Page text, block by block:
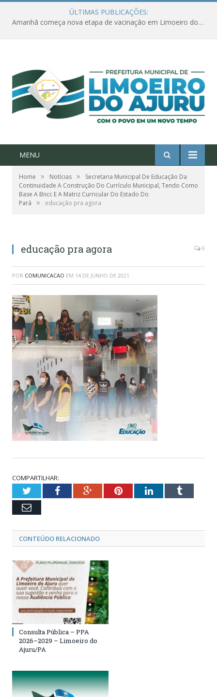
ÚLTIMAS PUBLICAÇÕES:
Amanhã começa nova etapa de vacinação em Limoeiro do Ajuru para idosos com 65 ou mais
MENU
Home » Notícias »
Secretaria Municipal De Educação Da
Continuidade A Construção Do Currículo Municipal, Tendo Como
Base A Bncc E A Matriz Curricular Do Estado Do
Pará
» educação pra agora
educação pra agora 0
POR COMUNICACAO EM 14 DE JUNHO DE 2021
COMPARTILHAR:
TwitterFacebookGoogle+PinterestLinkedInTumblr
Email
CONTEÚDO RELACIONADO
Consulta Pública – PPA
2026–2029 – Limoeiro do
Ajuru/PA